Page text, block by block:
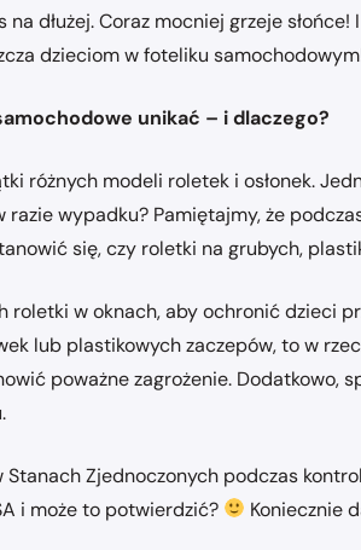
na dłużej. Coraz mocniej grzeje
dzieciom w foteliku
unikać – i dlaczego?
różnych modeli roletek i osłonek.
wypadku? Pamiętajmy, że
się, czy roletki na grubych,
w oknach, aby ochronić dzieci
lub plastikowych zaczepów, to w
poważne zagrożenie.
Zjednoczonych podczas
i może to potwierdzić?
Koniecznie